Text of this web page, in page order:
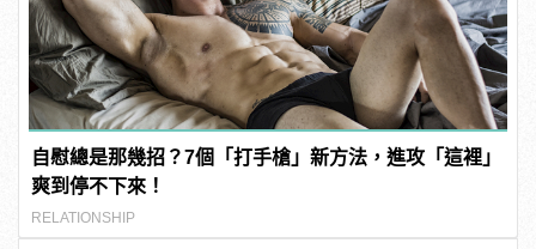
自慰總是那幾招？7個「打手槍」新方法，進攻「這裡」
爽到停不下來！
RELATIONSHIP